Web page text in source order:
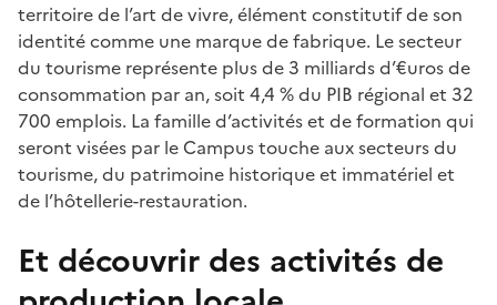
territoire de l’art de vivre, élément constitutif de son
identité comme une marque de fabrique. Le secteur
du tourisme représente plus de 3 milliards d’€uros de
consommation par an, soit 4,4 % du PIB régional et 32
700 emplois. La famille d’activités et de formation qui
seront visées par le Campus touche aux secteurs du
tourisme, du patrimoine historique et immatériel et
de l’hôtellerie-restauration.
Et découvrir des activités de